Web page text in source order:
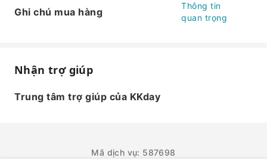
Ghi chú mua hàng
Thông tin
quan trọng
Nhận trợ giúp
Trung tâm trợ giúp của KKday
Mã dịch vụ: 587698